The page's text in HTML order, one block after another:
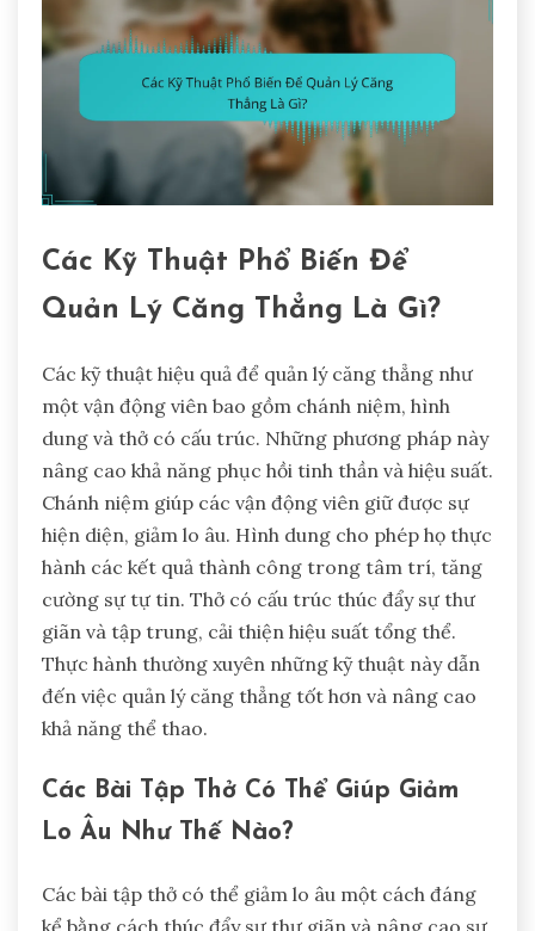
Các Kỹ Thuật Phổ Biến Để
Quản Lý Căng Thẳng Là Gì?
Các kỹ thuật hiệu quả để quản lý căng thẳng như
một vận động viên bao gồm chánh niệm, hình
dung và thở có cấu trúc. Những phương pháp này
nâng cao khả năng phục hồi tinh thần và hiệu suất.
Chánh niệm giúp các vận động viên giữ được sự
hiện diện, giảm lo âu. Hình dung cho phép họ thực
hành các kết quả thành công trong tâm trí, tăng
cường sự tự tin. Thở có cấu trúc thúc đẩy sự thư
giãn và tập trung, cải thiện hiệu suất tổng thể.
Thực hành thường xuyên những kỹ thuật này dẫn
đến việc quản lý căng thẳng tốt hơn và nâng cao
khả năng thể thao.
Các Bài Tập Thở Có Thể Giúp Giảm
Lo Âu Như Thế Nào?
Các bài tập thở có thể giảm lo âu một cách đáng
kể bằng cách thúc đẩy sự thư giãn và nâng cao sự